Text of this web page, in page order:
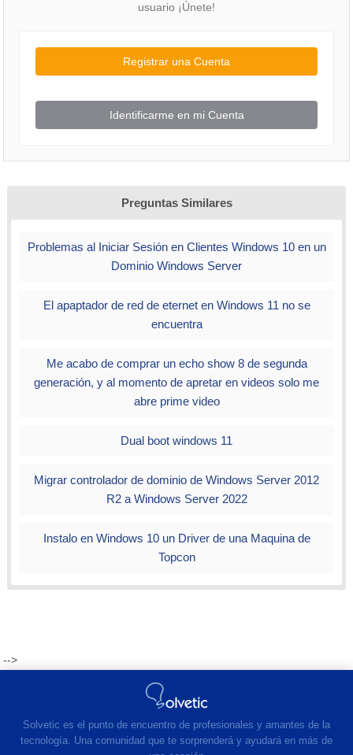
usuario ¡Únete!
Registrar una Cuenta
Identificarme en mi Cuenta
Preguntas Similares
Problemas al Iniciar Sesión en Clientes Windows 10 en un
Dominio Windows Server
El apaptador de red de eternet en Windows 11 no se
encuentra
Me acabo de comprar un echo show 8 de segunda
generación, y al momento de apretar en videos solo me
abre prime video
Dual boot windows 11
Migrar controlador de dominio de Windows Server 2012
R2 a Windows Server 2022
Instalo en Windows 10 un Driver de una Maquina de
Topcon
-->
Solvetic es el punto de encuentro de profesionales y amantes de la
tecnología. Una comunidad que te sorprenderá y ayudará en más de